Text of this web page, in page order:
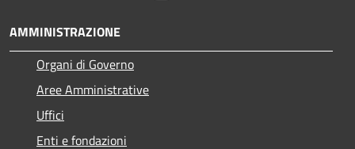
AMMINISTRAZIONE
Organi di Governo
Aree Amministrative
Uffici
Enti e fondazioni